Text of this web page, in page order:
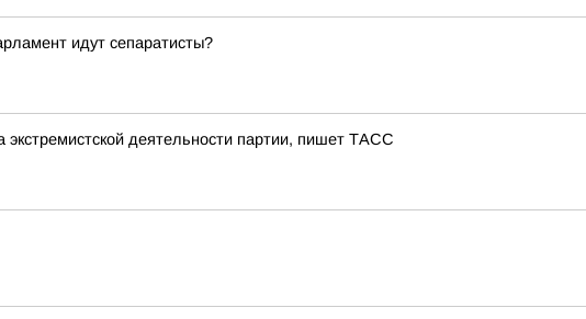
идут сепаратисты?
экстремистской деятельности партии, пишет ТАСС